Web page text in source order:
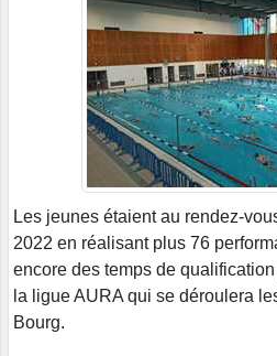
Les jeunes étaient au rendez-
2022 en réalisant plus 76
encore des temps de
la ligue AURA qui se déroulera
Bourg.